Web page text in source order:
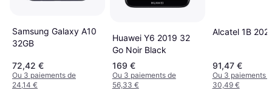
Samsung Galaxy A10
32GB
72,42 €
Ou 3 paiements de
24,14 €
Huawei Y6 2019 32
Go Noir Black
169 €
Ou 3 paiements de
56,33 €
Alcatel 1B
91,47 €
Ou 3 paiements
30,49 €